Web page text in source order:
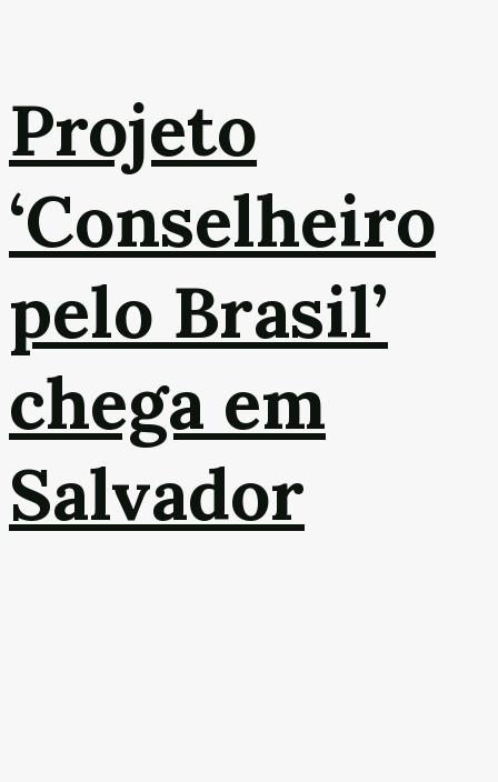
Projeto
‘Conselheiro
pelo Brasil’
chega em
Salvador